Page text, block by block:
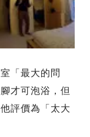
「最大的問
才可泡浴，但
評價為「太大